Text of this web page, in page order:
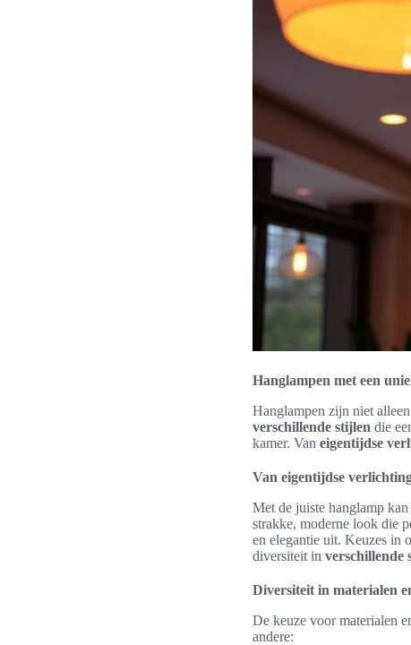
Hanglampen met een
Hanglampen zijn niet
verschillende stijlen die
kamer. Van eigentijdse
Van eigentijdse
Met de juiste hanglamp
strakke, moderne look die
en elegantie uit. Keuzes in
diversiteit in verschillende
Diversiteit in materialen
De keuze voor materialen
andere: